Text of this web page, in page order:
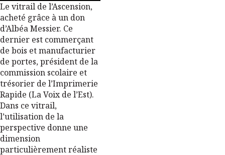
Le vitrail de l’Ascension,
acheté grâce à un don
d’Albéa Messier. Ce
dernier est commerçant
de bois et manufacturier
de portes, président de la
commission scolaire et
trésorier de l’Imprimerie
Rapide (La Voix de l’Est).
Dans ce vitrail,
l’utilisation de la
perspective donne une
dimension
particulièrement réaliste